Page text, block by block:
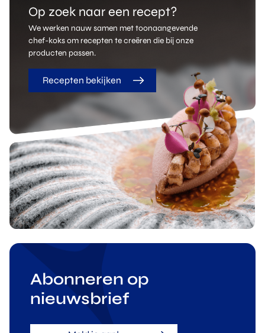
Op zoek naar een recept?
We werken nauw samen met toonaangevende
chef-koks om recepten te creëren die bij onze
producten passen.
Recepten bekijken
Abonneren op
nieuwsbrief